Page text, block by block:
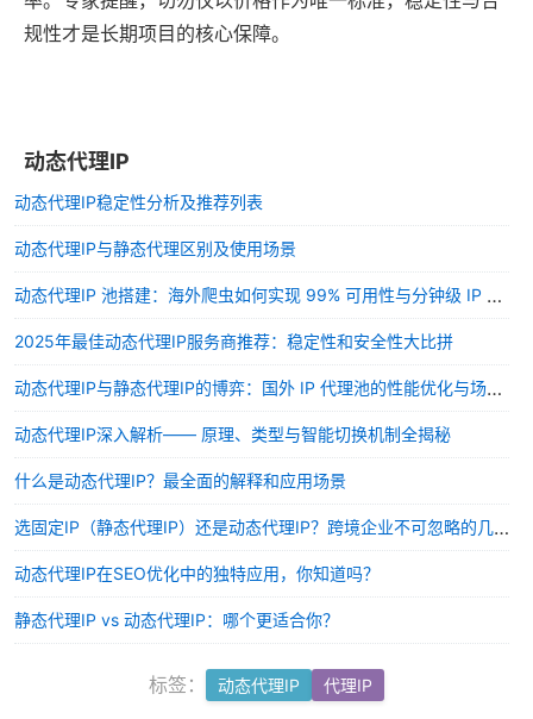
规性才是长期项目的核心保障。
动态代理IP
动态代理IP稳定性分析及推荐列表
动态代理IP与静态代理区别及使用场景
动态代理IP 池搭建：海外爬虫如何实现 99% 可用性与分钟级 IP 轮换？
2025年最佳动态代理IP服务商推荐：稳定性和安全性大比拼
动态代理IP与静态代理IP的博弈：国外 IP 代理池的性能优化与场景应用
动态代理IP深入解析—— 原理、类型与智能切换机制全揭秘
什么是动态代理IP？最全面的解释和应用场景
选固定IP（静态代理IP）还是动态代理IP？跨境企业不可忽略的几点
动态代理IP在SEO优化中的独特应用，你知道吗？
静态代理IP vs 动态代理IP：哪个更适合你？
标签： 动态代理IP 代理IP